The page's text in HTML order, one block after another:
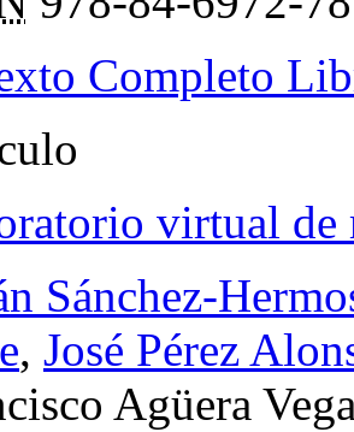
Completo
virtual de
Sánchez-
, José Pérez
Agüera